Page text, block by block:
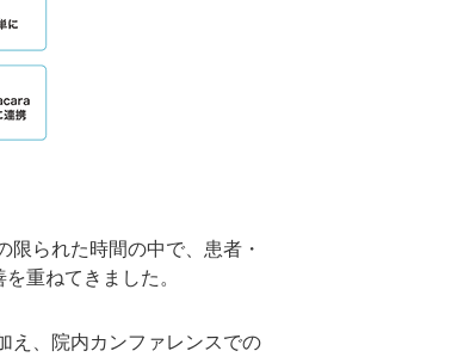
られた時間の中で、患者・
重ねてきました。
え、院内カンファレンスでの